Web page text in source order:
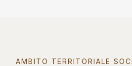
AMBITO TERRITORIALE